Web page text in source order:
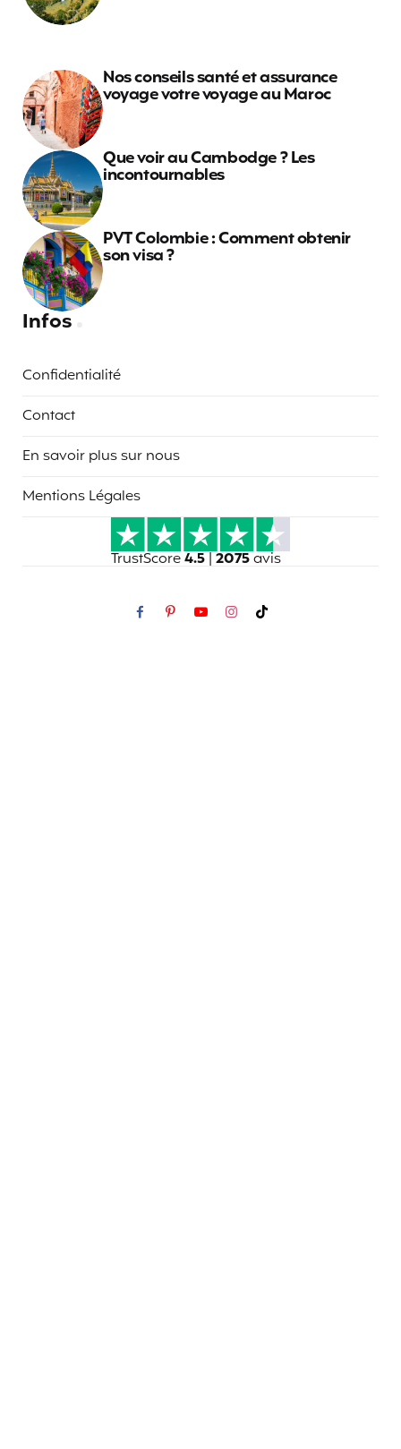
Nos conseils santé et assurance
voyage votre voyage au Maroc
Que voir au Cambodge ? Les
incontournables
PVT Colombie : Comment obtenir
son visa ?
Infos
Confidentialité
Contact
En savoir plus sur nous
Mentions Légales
TrustScore4.5 | 2075avis